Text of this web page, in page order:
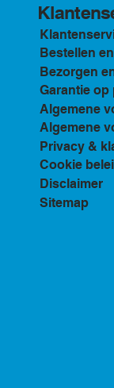
Bestellen
Bezorgen
Garantie
Algemene
Algemene
Privacy &
Cookie
Disclaimer
Sitemap